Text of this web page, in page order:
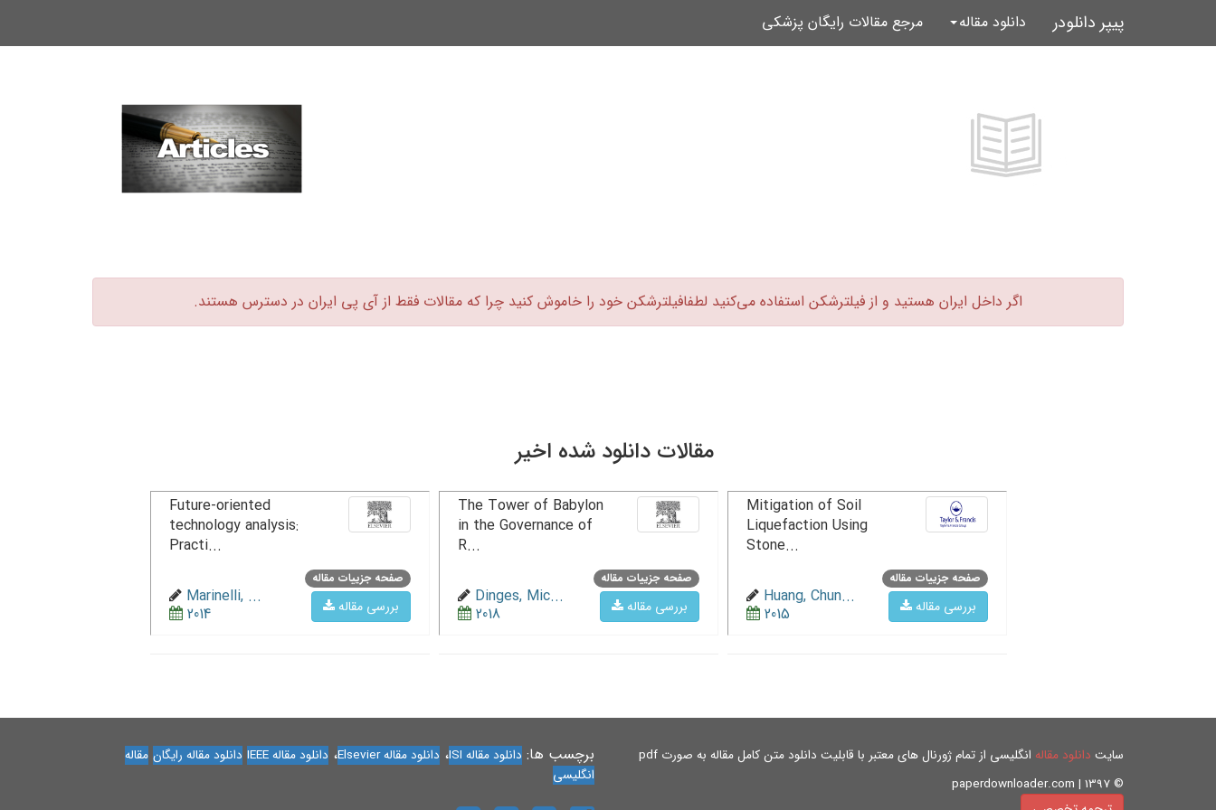
پیپر دانلودر دانلود مقاله مرجع مقالات رایگان پزشکی
اگر داخل ایران هستید و از فیلترشکن استفاده می‌کنید لطفافیلترشکن خود را خاموش کنید چرا که مقالات فقط از آی پی ایران در دسترس هستند.‏
مقالات دانلود شده اخیر
صفحه جزییات مقاله
بررسی مقاله
Mitigation of Soil
Liquefaction Using
Stone...
Huang, Chun...
2015
صفحه جزییات مقاله
بررسی مقاله
The Tower of Babylon
in the Governance of
R...
Dinges, Mic...
2018
صفحه جزییات مقاله
بررسی مقاله
Future-oriented
technology analysis:
Practi...
Marinelli, ...
2014
سایت دانلود مقاله انگلیسی از تمام ژورنال های معتبر با قابلیت دانلود متن کامل مقاله به صورت pdf
© paperdownloader.com | 1397
برچسب ها: دانلود مقاله ISI ، دانلود مقاله Elsevier ، دانلود مقاله IEEE دانلود مقاله رایگان مقاله
انگلیسی